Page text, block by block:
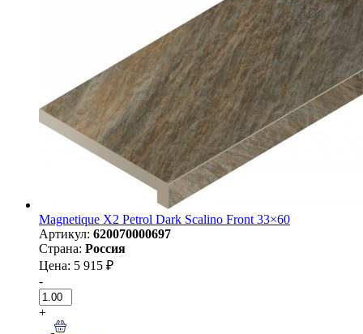
Magnetique X2 Petrol Dark Scalino Front 33×60
Артикул: 620070000697
Страна: Россия
Цена: 5 915 ₽
-
+